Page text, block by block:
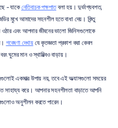
- যাকে নেতিবাচক পক্ষপাত বলা হয়। দুর্ভাগ্যবশত,
মুখে আমাদের সহনশীল হতে বাধা দেয়। কিন্তু
ওঠার এবং আপনার জীবনের ভালো জিনিসগুলোকে
গবেষণা দেখায় যে কৃতজ্ঞতা প্রকাশ করা কেবল
ঘুমের মান ও স্থায়িত্বও বাড়ায়।
একমাত্র উপায় নয়, তবে এই অভ্যাসগুলো সময়ের
সাহায্য করে। আপনার সহনশীলতা বাড়াতে আপনি
অনুশীলন করতে পারেন।